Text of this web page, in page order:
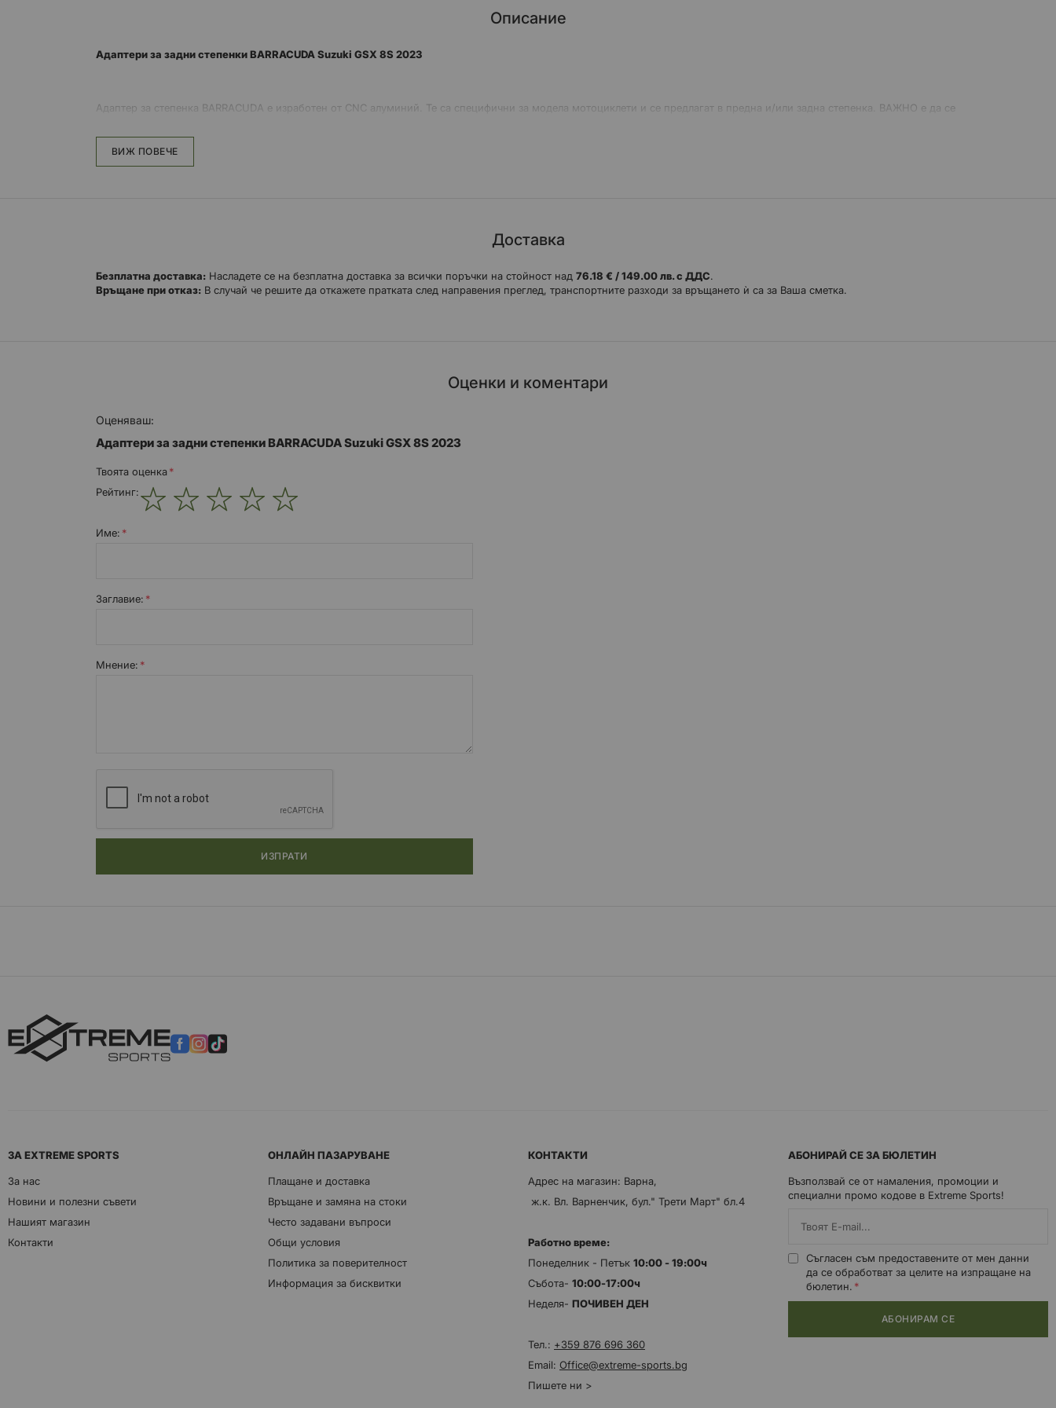
Описание
Адаптери за задни степенки BARRACUDA Suzuki GSX 8S 2023
Адаптер за степенка BARRACUDA е изработен от CNC алуминий. Те са специфични за модела мотоциклети и се предлагат в предна и/или задна степенка. ВАЖНО е да се
ВИЖ ПОВЕЧЕ
Доставка
Безплатна доставка: Насладете се на безплатна доставка за всички поръчки на стойност над 76.18 € / 149.00 лв. с ДДС.
Връщане при отказ: В случай че решите да откажете пратката след направения преглед, транспортните разходи за връщането ѝ са за Ваша сметка.
Оценки и коментари
Оценяваш:
Адаптери за задни степенки BARRACUDA Suzuki GSX 8S 2023
Твоята оценка
Рейтинг:
Име:
Заглавиe:
Мнение:
ИЗПРАТИ
ЗА EXTREME SPORTS
За нас
Новини и полезни съвети
Нашият магазин
Контакти
ОНЛАЙН ПАЗАРУВАНЕ
Плащане и доставка
Връщане и замяна на стоки
Често задавани въпроси
Общи условия
Политика за поверителност
Информация за бисквитки
КОНТАКТИ
Адрес на магазин: Варна,
ж.к. Вл. Варненчик, бул." Трети Март" бл.4
Работно време:
Понеделник - Петък 10:00 - 19:00ч
Събота- 10:00-17:00ч
Неделя- ПОЧИВЕН ДЕН
Тел.: +359 876 696 360
Email: Office@extreme-sports.bg
Пишете ни >
АБОНИРАЙ СЕ ЗА БЮЛЕТИН
Възползвай се от намаления, промоции и
специални промо кодове в Extreme Sports!
Съгласен съм предоставените от мен данни
да се обработват за целите на изпращане на
бюлетин.
АБОНИРАМ СЕ